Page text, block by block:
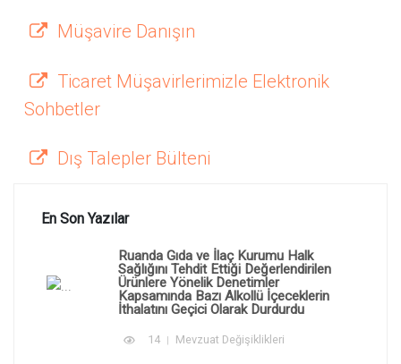
Müşavire Danışın
Ticaret Müşavirlerimizle Elektronik
Sohbetler
Dış Talepler Bülteni
En Son Yazılar
Ruanda Gıda ve İlaç Kurumu Halk
Sağlığını Tehdit Ettiği Değerlendirilen
Ürünlere Yönelik Denetimler
Kapsamında Bazı Alkollü İçeceklerin
İthalatını Geçici Olarak Durdurdu
14 Mevzuat Değişiklikleri